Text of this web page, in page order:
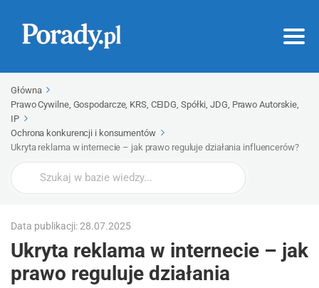
Główna
Prawo Cywilne, Gospodarcze, KRS, CEIDG, Spółki, JDG, Prawo Autorskie,
IP
Ochrona konkurencji i konsumentów
Ukryta reklama w internecie – jak prawo reguluje działania influencerów?
Wyszukaj
Data publikacji: 28.07.2025
Ukryta reklama w internecie – jak
prawo reguluje działania